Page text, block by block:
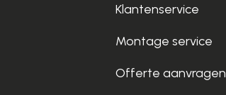
Klantenservice
Montage service
Offerte aanvragen